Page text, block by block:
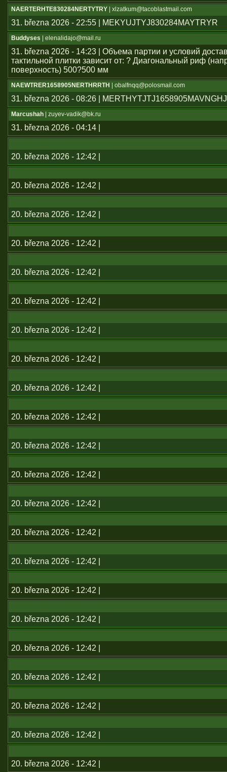
NAERTERHTE830284NERTYTRY | xlzatkum@tacoblastmail.com
31. března 2026 - 22:55 | MEKYUJTYJ830284MAYTRYR
Buddyses | elenalidajo@mail.ru
31. března 2026 - 14:23 | Объема партии и условий
тактильной плитки зависит от: ? Диагональный риф
поверхность) 500?500 мм
NAEWTRER1658905NERTHRRTH | obalfnqq@polosmail.com
31. března 2026 - 08:26 |
Marcushah | zuyev-vadik@bk.ru
31. března 2026 - 04:14 |
20. března 2026 - 12:42 |
20. března 2026 - 12:42 |
20. března 2026 - 12:42 |
20. března 2026 - 12:42 |
20. března 2026 - 12:42 |
20. března 2026 - 12:42 |
20. března 2026 - 12:42 |
20. března 2026 - 12:42 |
20. března 2026 - 12:42 |
20. března 2026 - 12:42 |
20. března 2026 - 12:42 |
20. března 2026 - 12:42 |
20. března 2026 - 12:42 |
20. března 2026 - 12:42 |
20. března 2026 - 12:42 |
20. března 2026 - 12:42 |
20. března 2026 - 12:42 |
20. března 2026 - 12:42 |
20. března 2026 - 12:42 |
20. března 2026 - 12:42 |
20. března 2026 - 12:42 |
20. března 2026 - 12:42 |